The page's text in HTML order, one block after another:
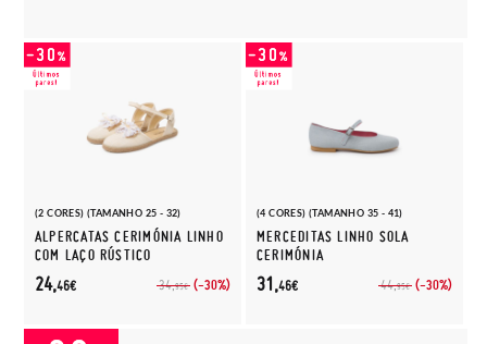
(2 CORES) (TAMANHO 25 - 32)
ALPERCATAS CERIMÓNIA LINHO
COM LAÇO RÚSTICO
34,95€ (-30%)
24,46€
(4 CORES) (TAMANHO 35 - 41)
MERCEDITAS LINHO SOLA
CERIMÓNIA
44,95€ (-30%)
31,46€